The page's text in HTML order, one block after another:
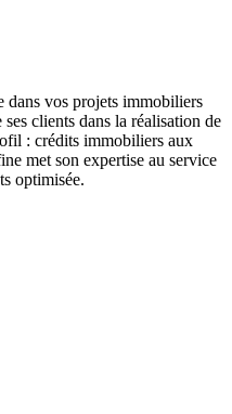
dans vos projets immobiliers
clients dans la réalisation de
: crédits immobiliers aux
met son expertise au service
optimisée.